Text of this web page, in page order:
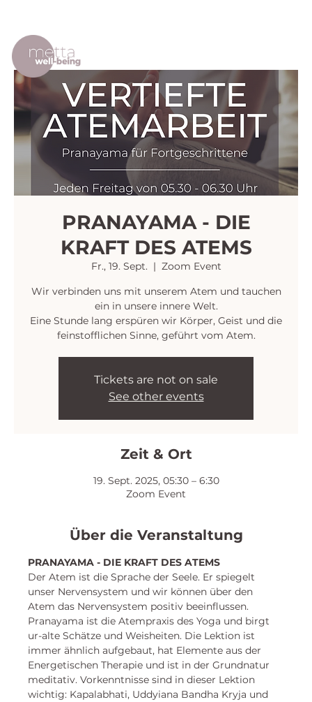
PRANAYAMA - DIE
KRAFT DES ATEMS
Fr., 19. Sept.
  |
Zoom Event
Wir verbinden uns mit unserem Atem und tauchen
ein in unsere innere Welt.
Eine Stunde lang erspüren wir Körper, Geist und die
feinstofflichen Sinne, geführt vom Atem.
Tickets are not on sale
See other events
Zeit & Ort
19. Sept. 2025, 05:30 – 6:30
Zoom Event
Über die Veranstaltung
PRANAYAMA - DIE KRAFT DES ATEMS
Der Atem ist die Sprache der Seele. Er spiegelt
unser Nervensystem und wir können über den
Atem das Nervensystem positiv beeinflussen.
Pranayama ist die Atempraxis des Yoga und birgt
ur-alte Schätze und Weisheiten. Die Lektion ist
immer ähnlich aufgebaut, hat Elemente aus der
Energetischen Therapie und ist in der Grundnatur
meditativ. Vorkenntnisse sind in dieser Lektion
wichtig: Kapalabhati, Uddyiana Bandha Kryja und